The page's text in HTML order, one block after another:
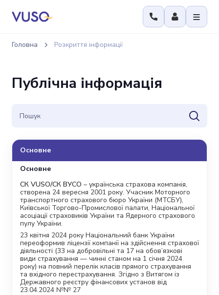
Головна Розкриття інформації
Публічна інформація
Основне
Основне
СК VUSO/СК ВУСО – українська страхова компанія,
створена 24 вересня 2001 року. Учасник Моторного
транспортного страхового бюро України (МТСБУ),
Київської Торгово-Промислової палати, Національної
асоціації страховиків України та Ядерного страхового
пулу України.
23 квітня 2024 року Національний банк України
переоформив ліцензії компанії на здійснення страхової
діяльності (33 на добровільні та 17 на обов’язкові
види страхування — чинні станом на 1 січня 2024
року) на повний перелік класів прямого страхування
та вхідного перестрахування. Згідно з Витягом із
Державного реєстру фінансових установ від
23.04.2024 №№ 27